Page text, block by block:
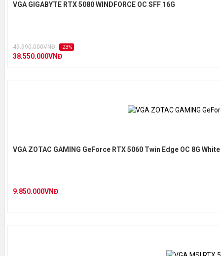
VGA GIGABYTE RTX 5080 WINDFORCE OC SFF 16G
49.990.000VNĐ -23%
38.550.000VNĐ
VGA ZOTAC GAMING GeForce RTX 5060 Twin Edge OC 8G
9.850.000VNĐ